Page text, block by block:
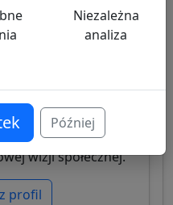
jezuita,
rzecz migrantów i
wizji społecznej.
profil
Niezależna
analiza
Później